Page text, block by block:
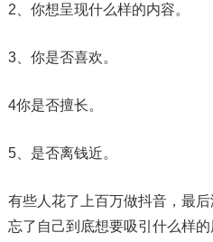
2、你想呈现什么样的内容。
3、你是否喜欢。
4你是否擅长。
5、是否离钱近。
有些人花了上百万做抖音，最
忘了自己到底想要吸引什么样的